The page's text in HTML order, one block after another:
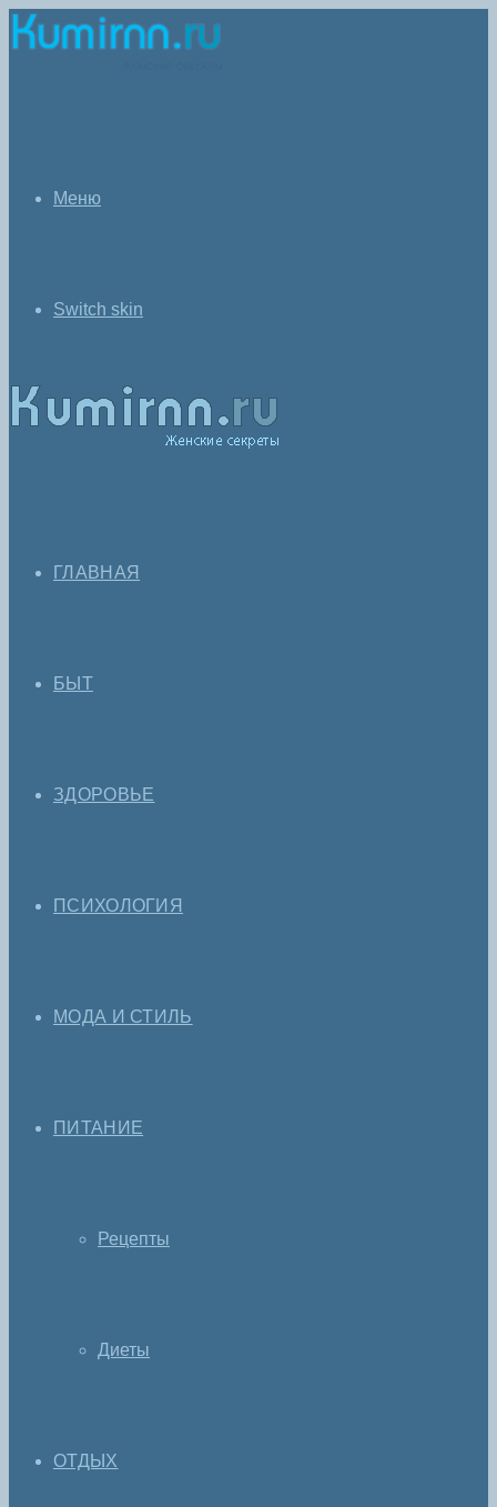
Меню
Switch skin
ГЛАВНАЯ
БЫТ
ЗДОРОВЬЕ
ПСИХОЛОГИЯ
МОДА И СТИЛЬ
ПИТАНИЕ
Рецепты
Диеты
ОТДЫХ